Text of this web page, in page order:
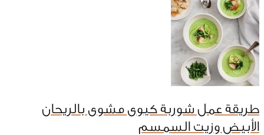
طريقة عمل شوربة كيوى مشوى بالريحان
الأبيض وزيت السمسم